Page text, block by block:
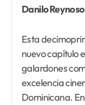
Danilo Reynoso
Esta
nuevo capítulo
galardones
excelencia
Dominicana.